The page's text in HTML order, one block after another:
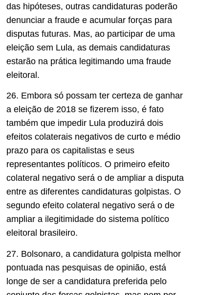
das hipóteses, outras candidaturas poderão
denunciar a fraude e acumular forças para
disputas futuras. Mas, ao participar de uma
eleição sem Lula, as demais candidaturas
estarão na prática legitimando uma fraude
eleitoral.
26. Embora só possam ter certeza de ganhar
a eleição de 2018 se fizerem isso, é fato
também que impedir Lula produzirá dois
efeitos colaterais negativos de curto e médio
prazo para os capitalistas e seus
representantes políticos. O primeiro efeito
colateral negativo será o de ampliar a disputa
entre as diferentes candidaturas golpistas. O
segundo efeito colateral negativo será o de
ampliar a ilegitimidade do sistema político
eleitoral brasileiro.
27. Bolsonaro, a candidatura golpista melhor
pontuada nas pesquisas de opinião, está
longe de ser a candidatura preferida pelo